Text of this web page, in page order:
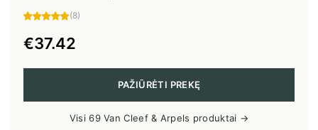
(8)
€37.42
PAŽIŪRĖTI PREKĘ
Visi 69 Van Cleef & Arpels produktai →